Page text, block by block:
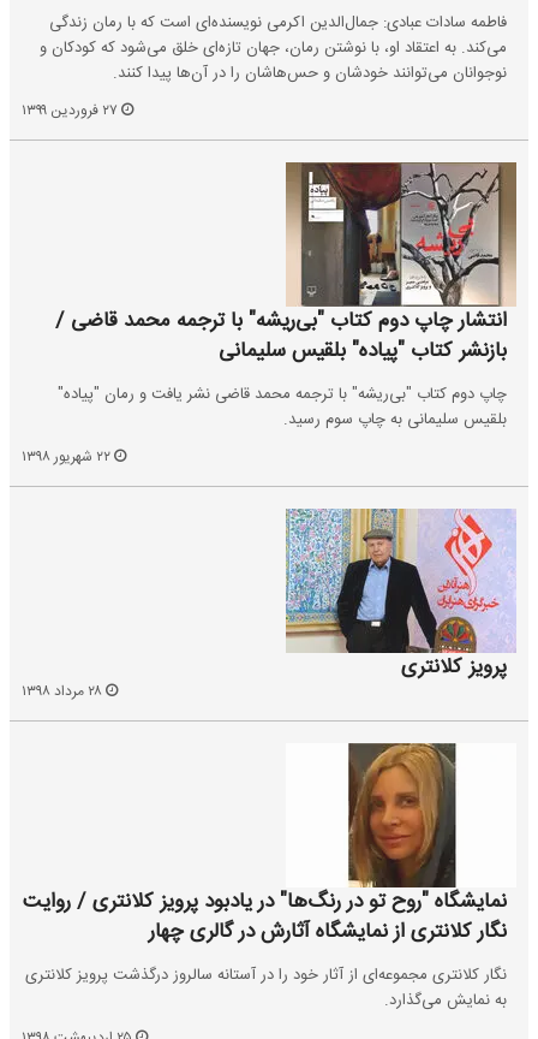
فاطمه سادات عبادی: جمال‌الدین اکرمی نویسنده‌ای است که با رمان زندگی
می‌کند. به اعتقاد او، با نوشتن رمان، جهان تازه‌ای خلق می‌شود که کودکان و
نوجوانان می‌توانند خودشان و حس‌هاشان را در آن‌ها پیدا کنند.
انتشار چاپ دوم کتاب "بی‌ریشه" با ترجمه محمد قاضی /
بازنشر کتاب "پیاده" بلقیس سلیمانی
چاپ دوم کتاب "بی‌ریشه" با ترجمه محمد قاضی نشر یافت و رمان "پیاده"
بلقیس سلیمانی به چاپ سوم رسید.
پرویز کلانتری
نمایشگاه "روح تو در رنگ‌ها" در یادبود پرویز کلانتری / روایت
نگار کلانتری از نمایشگاه آثارش در گالری چهار
نگار کلانتری مجموعه‌ای از آثار خود را در آستانه سالروز درگذشت پرویز کلانتری
به نمایش می‌گذارد.